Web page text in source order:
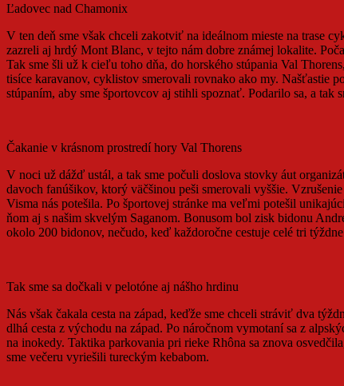
Ľadovec nad Chamonix
V ten deň sme však chceli zakotviť na ideálnom mieste na trase
zazreli aj hrdý Mont Blanc, v tejto nám dobre známej lokalite.
Tak sme šli už k cieľu toho dňa, do horského stúpania Val
tisíce karavanov, cyklistov smerovali rovnako ako my. Našťastie
stúpaním, aby sme športovcov aj stihli spoznať. Podarilo sa, a
Čakanie v krásnom prostredí hory Val Thorens
V noci už dážď ustál, a tak sme počuli doslova stovky áut
davoch fanúšikov, ktorý väčšinou peši smerovali vyššie.
Visma nás potešila. Po športovej stránke ma veľmi potešil
ňom aj s našim skvelým Saganom. Bonusom bol zisk bidonu
okolo 200 bidonov, nečudo, keď každoročne cestuje celé tri
Tak sme sa dočkali v pelotóne aj nášho hrdinu
Nás však čakala cesta na západ, keďže sme chceli stráviť dva
dlhá cesta z východu na západ. Po náročnom vymotaní sa z
na inokedy. Taktika parkovania pri rieke Rhôna sa znova
sme večeru vyriešili tureckým kebabom.